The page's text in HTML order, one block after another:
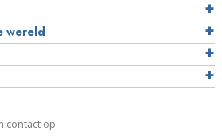
wereld
contact op